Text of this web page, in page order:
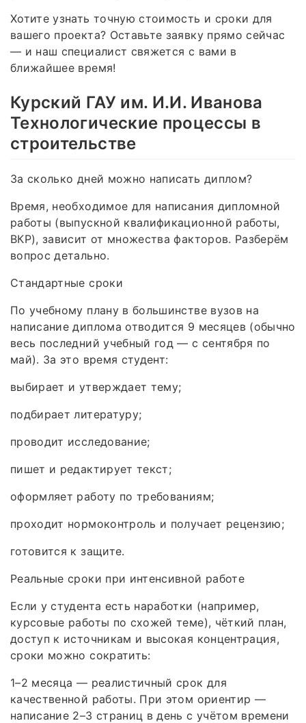
Хотите узнать точную стоимость и сроки для
вашего проекта? Оставьте заявку прямо сейчас
— и наш специалист свяжется с вами в
ближайшее время!
Курский ГАУ им. И.И. Иванова
Технологические процессы в
строительстве
За сколько дней можно написать диплом?
Время, необходимое для написания дипломной
работы (выпускной квалификационной работы,
ВКР), зависит от множества факторов. Разберём
вопрос детально.
Стандартные сроки
По учебному плану в большинстве вузов на
написание диплома отводится 9 месяцев (обычно
весь последний учебный год — с сентября по
май). За это время студент:
выбирает и утверждает тему;
подбирает литературу;
проводит исследование;
пишет и редактирует текст;
оформляет работу по требованиям;
проходит нормоконтроль и получает рецензию;
готовится к защите.
Реальные сроки при интенсивной работе
Если у студента есть наработки (например,
курсовые работы по схожей теме), чёткий план,
доступ к источникам и высокая концентрация,
сроки можно сократить:
1–2 месяца — реалистичный срок для
качественной работы. При этом ориентир —
написание 2–3 страниц в день с учётом времени